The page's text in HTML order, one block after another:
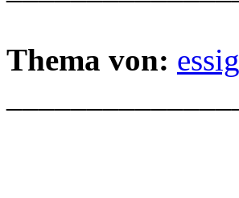
Thema von: essig